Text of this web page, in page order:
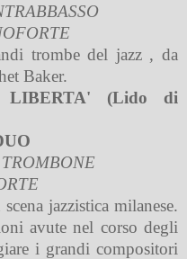
trombe del jazz , da
Baker.
(Lido di
jazzistica milanese.
avute nel corso degli
i grandi compositori